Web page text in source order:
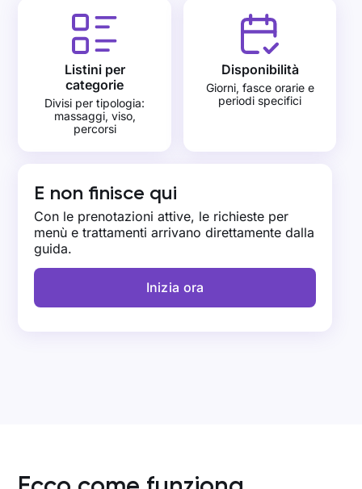
Listini per
categorie
Divisi per tipologia:
massaggi, viso,
percorsi
Disponibilità
Giorni, fasce orarie e
periodi specifici
E non finisce qui
Con le prenotazioni attive, le richieste per
menù e trattamenti arrivano direttamente dalla
guida.
Inizia ora